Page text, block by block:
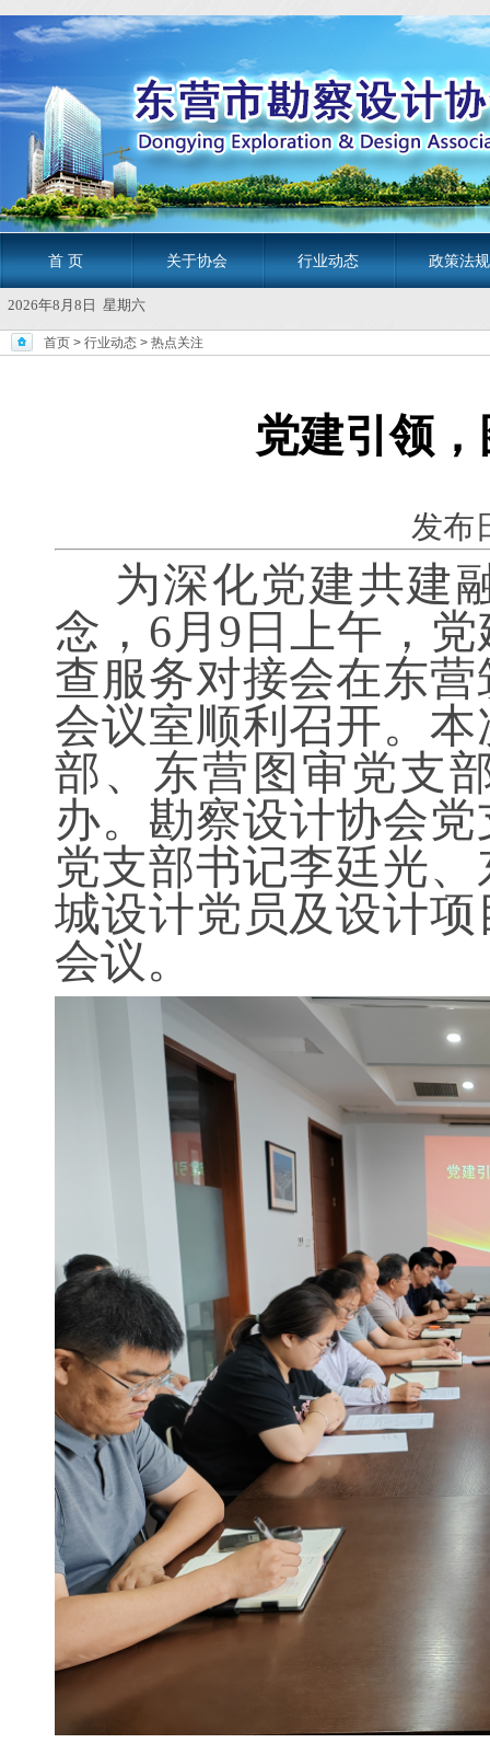
首 页 关于协会 行业动态 政策法规
2026年8月8日 星期六
首页 > 行业动态 > 热点关注
党建引领
发布
为深化党建共建
念，6月9日上午，
查服务对接会在东
会议室顺利召开。
部、东营图审党支
办。 勘察设计协会
党支部书记李廷光
城设计党员及设计
会议。